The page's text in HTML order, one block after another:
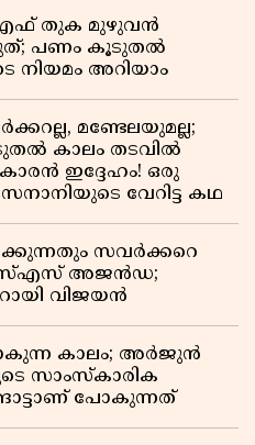
എഫ് തുക മുഴുവൻ
പണം കൂടുതൽ
നിയമം അറിയാം
മണ്ടേലയുമല്ല;
കാലം തടവിൽ
ഇദ്ദേഹം! ഒരു
വേറിട്ട കഥ
സവർക്കറെ
അജൻഡ;
വിജയൻ
കാലം; അർജുൻ
സാംസ്കാരിക
പോകുന്നത്